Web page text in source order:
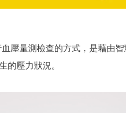
壓量測檢查的方式，是藉由
的壓力狀況。